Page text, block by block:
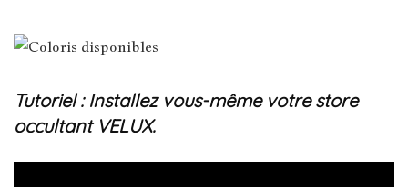
Tutoriel : Installez vous-même votre store
occultant VELUX.